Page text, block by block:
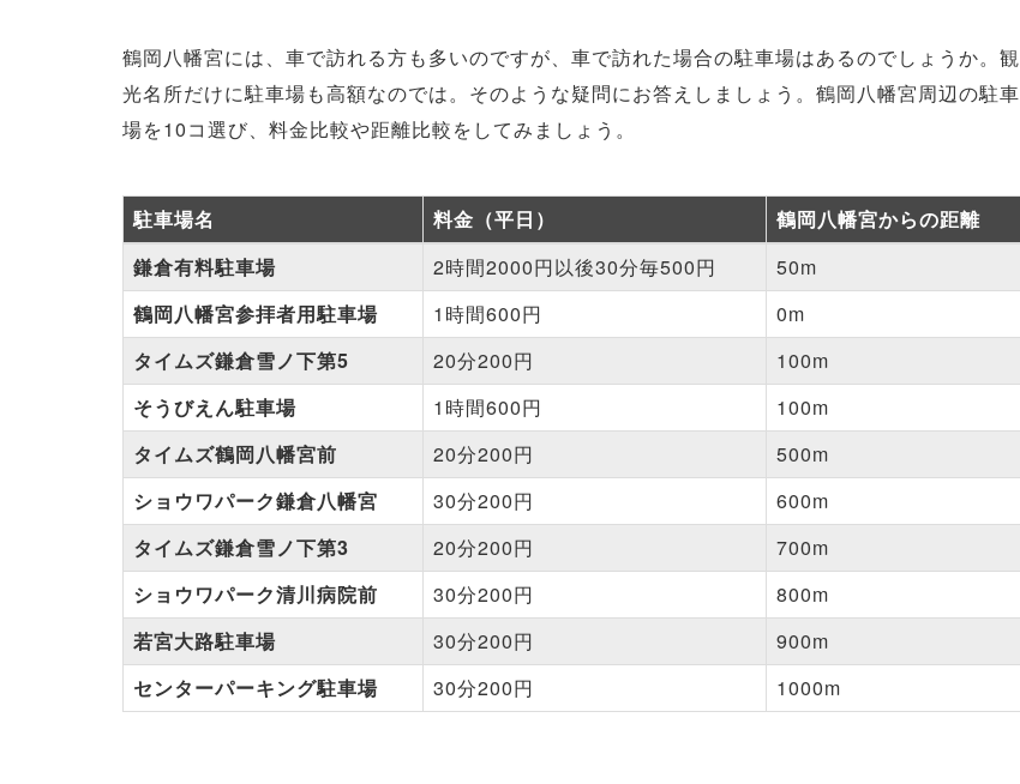
鶴岡八幡宮には、車で訪れる方も多いのですが、車で訪れた場合の駐車場はあるのでしょうか。観
光名所だけに駐車場も高額なのでは。そのような疑問にお答えしましょう。鶴岡八幡宮周辺の駐車
場を10コ選び、料金比較や距離比較をしてみましょう。
駐車場名 料金（平日）
鶴岡八幡宮からの距離
鎌倉有料駐車場
2時間2000円以後30分毎500円
50m
鶴岡八幡宮参拝者用駐車場
1時間600円
0m
タイムズ鎌倉雪ノ下第5
20分200円
100m
そうびえん駐車場
1時間600円
100m
タイムズ鶴岡八幡宮前
20分200円
500m
ショウワパーク鎌倉八幡宮
30分200円
600m
タイムズ鎌倉雪ノ下第3
20分200円
700m
ショウワパーク清川病院前
30分200円
800m
若宮大路駐車場
30分200円
900m
センターパーキング駐車場
30分200円 1000m